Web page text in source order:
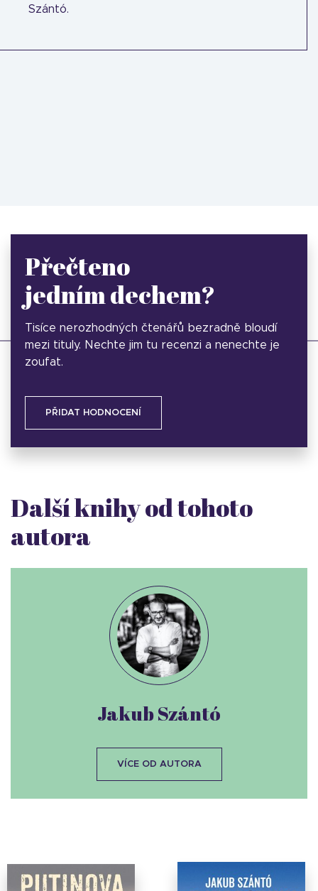
Szántó.
Přečteno
jedním dechem?
Tisíce nerozhodných čtenářů bezradně bloudí
mezi tituly. Nechte jim tu recenzi a nenechte je
zoufat.
PŘIDAT HODNOCENÍ
Další knihy od tohoto
autora
Jakub Szántó
VÍCE OD AUTORA